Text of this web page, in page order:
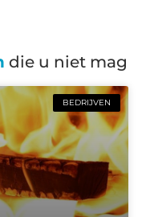
die u niet mag
BEDRIJVEN